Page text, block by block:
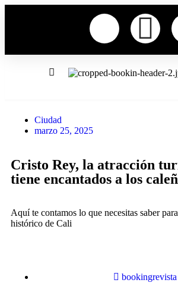
Ciudad
marzo 25, 2025
Cristo Rey, la atracción
tiene encantados a los
Aquí te contamos lo que necesitas saber
histórico de Cali
bookingrevista